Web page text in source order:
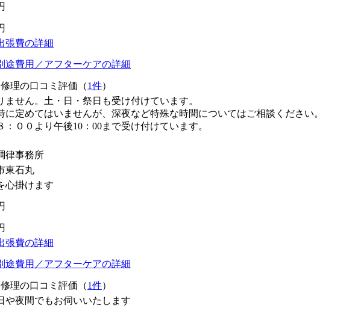
張費の詳細
途費用／アフターケアの詳細
理の口コミ評価（1件）
ません。土・日・祭日も受け付けています。
に定めてはいませんが、深夜など特殊な時間についてはご相談ください。
：００より午後10：00まで受け付けています。
律事務所
東石丸
心掛けます
張費の詳細
途費用／アフターケアの詳細
理の口コミ評価（1件）
や夜間でもお伺いいたします